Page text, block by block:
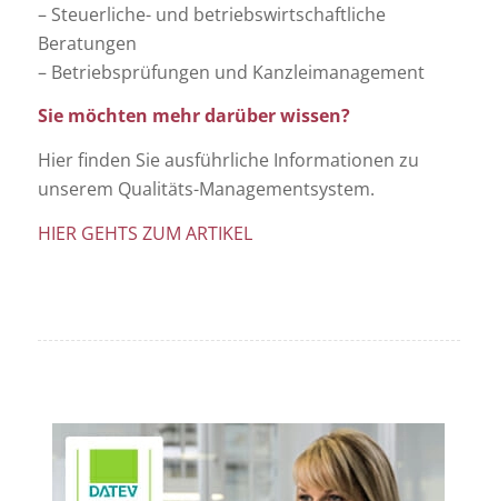
– Steuerliche- und betriebswirtschaftliche
Beratungen
– Betriebsprüfungen und Kanzleimanagement
Sie möchten mehr darüber wissen?
Hier finden Sie ausführliche Informationen zu
unserem Qualitäts-Managementsystem.
HIER GEHTS ZUM ARTIKEL